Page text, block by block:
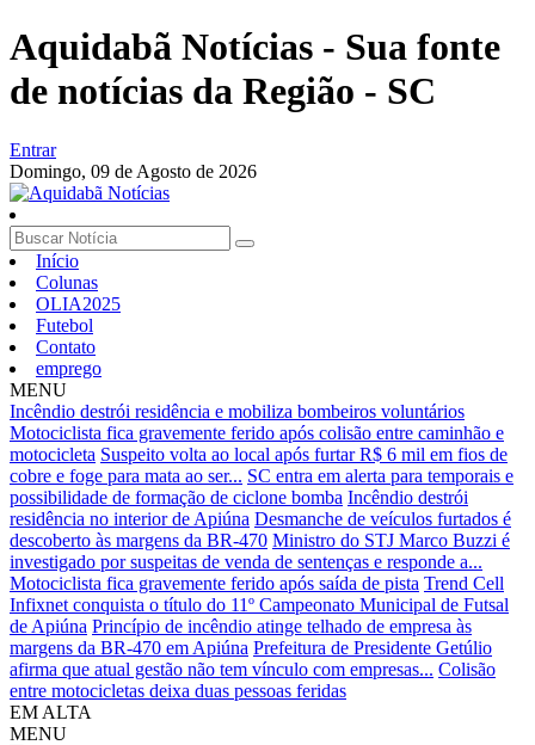
Aquidabã Notícias - Sua fonte
de notícias da Região - SC
Entrar
Domingo, 09 de Agosto de 2026
Início
Colunas
OLIA2025
Futebol
Contato
emprego
MENU
Incêndio destrói residência e mobiliza bombeiros voluntários
Motociclista fica gravemente ferido após colisão entre caminhão e
motocicleta Suspeito volta ao local após furtar R$ 6 mil em fios de
cobre e foge para mata ao ser... SC entra em alerta para temporais e
possibilidade de formação de ciclone bomba Incêndio destrói
residência no interior de Apiúna Desmanche de veículos furtados é
descoberto às margens da BR-470 Ministro do STJ Marco Buzzi é
investigado por suspeitas de venda de sentenças e responde a...
Motociclista fica gravemente ferido após saída de pista Trend Cell
Infixnet conquista o título do 11º Campeonato Municipal de Futsal
de Apiúna Princípio de incêndio atinge telhado de empresa às
margens da BR-470 em Apiúna Prefeitura de Presidente Getúlio
afirma que atual gestão não tem vínculo com empresas... Colisão
entre motocicletas deixa duas pessoas feridas
EM ALTA
MENU